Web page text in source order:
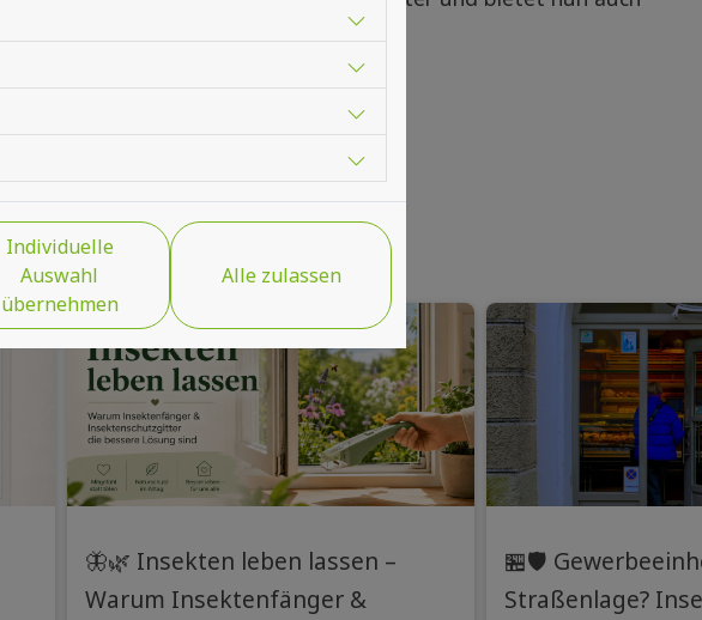
🦋🌿 Insekten leben lassen –
Warum Insektenfänger &
🏪🛡️
Straßenlage?
Individuelle
Auswahl
übernehmen
Alle zulassen